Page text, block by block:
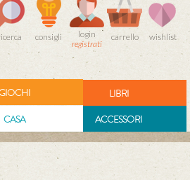
consigli
login
registrati
carrello wishlist
LIBRI
CASA ACCESSORI